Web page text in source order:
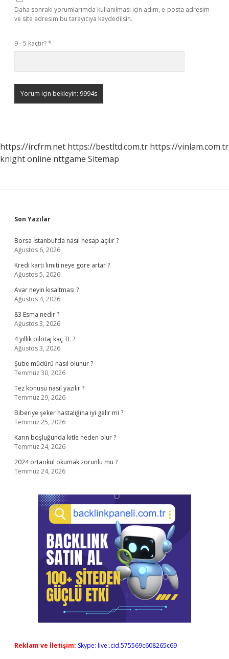
Daha sonraki yorumlarımda kullanılması için adım, e-posta adresim
ve site adresim bu tarayıcıya kaydedilsin.
9 - 5 kaçtır?*
https://ircfrm.net https://bestltd.com.tr https://vinlam.com.tr
knight online nttgame Sitemap
Sidebar
Son Yazılar
Borsa İstanbul’da nasıl hesap açılır ?
Ağustos 6, 2026
Kredi kartı limiti neye göre artar ?
Ağustos 5, 2026
Avar neyin kısaltması ?
Ağustos 4, 2026
83 Esma nedir ?
Ağustos 3, 2026
4 yıllık pilotaj kaç TL ?
Ağustos 3, 2026
Şube müdürü nasıl olunur ?
Temmuz 30, 2026
Tez konusu nasıl yazılır ?
Temmuz 29, 2026
Biberiye şeker hastalığına iyi gelir mi ?
Temmuz 25, 2026
Karın boşluğunda kitle neden olur ?
Temmuz 24, 2026
2024 ortaokul okumak zorunlu mu ?
Temmuz 24, 2026
Reklam ve İletişim: Skype: live:.cid.575569c608265c69